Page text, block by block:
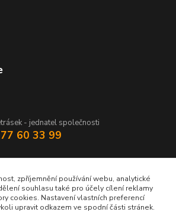
- jednatel společnosti
60 33 99
zpříjemnění používání webu, analytické
souhlasu také pro účely cílení reklamy
cookies. Nastavení vlastních preferencí
upravit odkazem ve spodní části stránek.